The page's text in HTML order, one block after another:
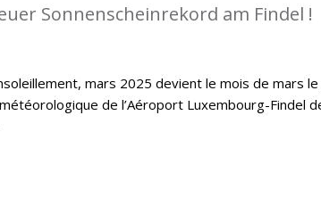
Sonnenscheinrekord am Findel !
mars 2025 devient le mois de mars
de l’Aéroport Luxembourg-Findel